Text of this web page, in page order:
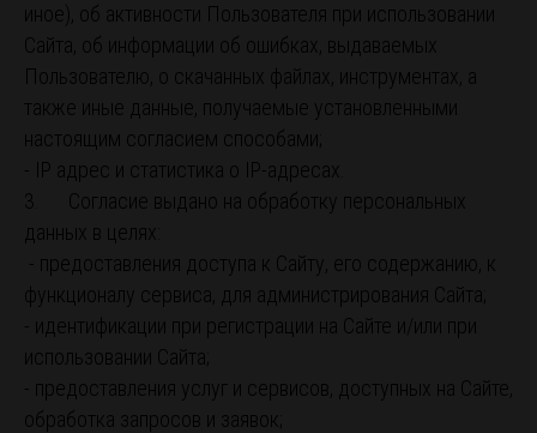
иное), об активности Пользователя при использовании
Сайта, об информации об ошибках, выдаваемых
Пользователю, о скачанных файлах, инструментах, а
также иные данные, получаемые установленными
настоящим согласием способами;
- IP адрес и статистика о IP-адресах.
3. Согласие выдано на обработку персональных
данных в целях:
- предоставления доступа к Сайту, его содержанию, к
функционалу сервиса, для администрирования Сайта;
- идентификации при регистрации на Сайте и/или при
использовании Сайта;
- предоставления услуг и сервисов, доступных на Сайте,
обработка запросов и заявок;